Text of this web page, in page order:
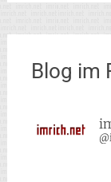
Blog im